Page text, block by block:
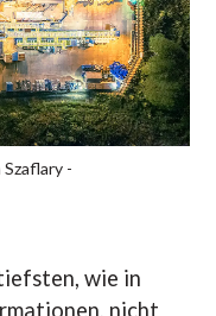
-
wie in
nicht